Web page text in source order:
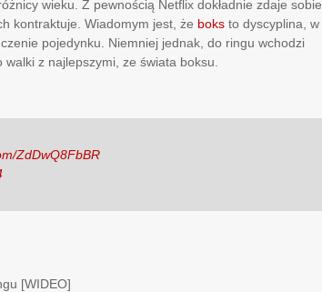
wieku. Z pewnością Netflix dokładnie zdaje sobie
kontraktuje. Wiadomym jest, że boks to dyscyplina, w
pojedynku. Niemniej jednak, do ringu wchodzi
z najlepszymi, ze świata boksu.
ZdDwQ8FbBR
[WIDEO]